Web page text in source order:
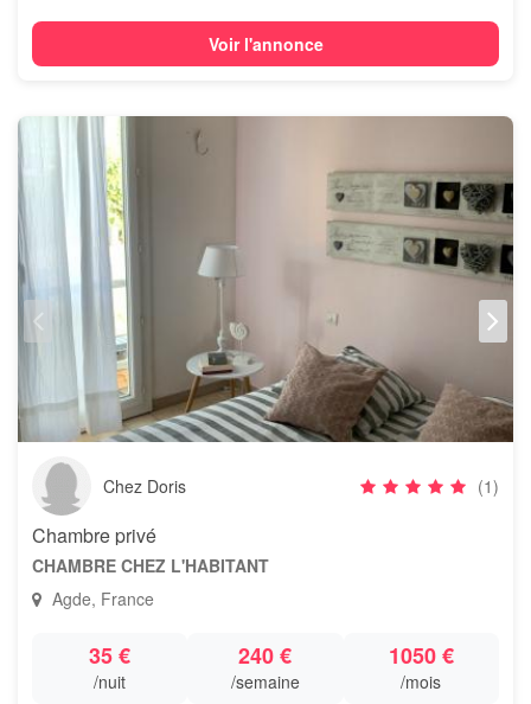
Voir l'annonce
Chez Doris (1)
Chambre privé
CHAMBRE CHEZ L'HABITANT
Agde, France
35 €
/nuit
240 €
/semaine
1050 €
/mois